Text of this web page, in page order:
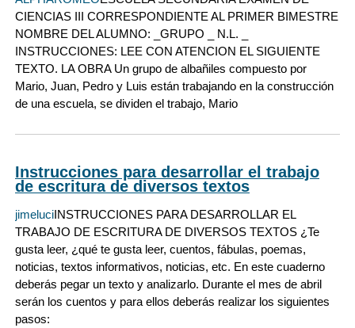
CIENCIAS III CORRESPONDIENTE AL PRIMER BIMESTRE
NOMBRE DEL ALUMNO: _GRUPO _ N.L. _
INSTRUCCIONES: LEE CON ATENCION EL SIGUIENTE
TEXTO. LA OBRA Un grupo de albañiles compuesto por
Mario, Juan, Pedro y Luis están trabajando en la construcción
de una escuela, se dividen el trabajo, Mario
Instrucciones para desarrollar el trabajo
de escritura de diversos textos
jimeluciINSTRUCCIONES PARA DESARROLLAR EL
TRABAJO DE ESCRITURA DE DIVERSOS TEXTOS ¿Te
gusta leer, ¿qué te gusta leer, cuentos, fábulas, poemas,
noticias, textos informativos, noticias, etc. En este cuaderno
deberás pegar un texto y analizarlo. Durante el mes de abril
serán los cuentos y para ellos deberás realizar los siguientes
pasos: